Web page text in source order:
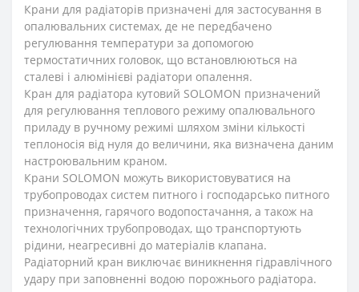
Крани для радіаторів призначені для застосування в
опалювальних системах, де не передбачено
регулювання температури за допомогою
термостатичних головок, що встановлюються на
сталеві і алюмінієві радіатори опалення.
Кран для радіатора кутовий SOLOMON призначений
для регулювання теплового режиму опалювального
приладу в ручному режимі шляхом зміни кількості
теплоносія від нуля до величини, яка визначена даним
настроювальним краном.
Крани SOLOMON можуть використовуватися на
трубопроводах систем питного і господарсько питного
призначення, гарячого водопостачання, а також на
технологічних трубопроводах, що транспортують
рідини, неагресивні до матеріалів клапана.
Радіаторний кран виключає виникнення гідравлічного
удару при заповненні водою порожнього радіатора.